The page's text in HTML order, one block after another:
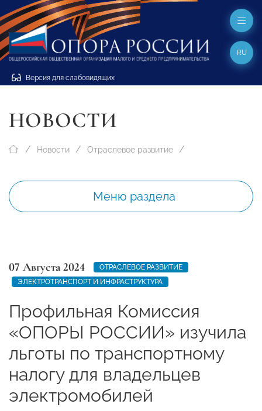
Версия для слабовидящих
RU
НОВОСТИ
Новости Отраслевое развитие
Меню раздела
07 Августа 2024
ОТРАСЛЕВОЕ РАЗВИТИЕ
ЭЛЕКТРОТРАНСПОРТ И ИНФРАСТРУКТУРА
Профильная Комиссия
«ОПОРЫ РОССИИ» изучила
льготы по транспортному
налогу для владельцев
электромобилей